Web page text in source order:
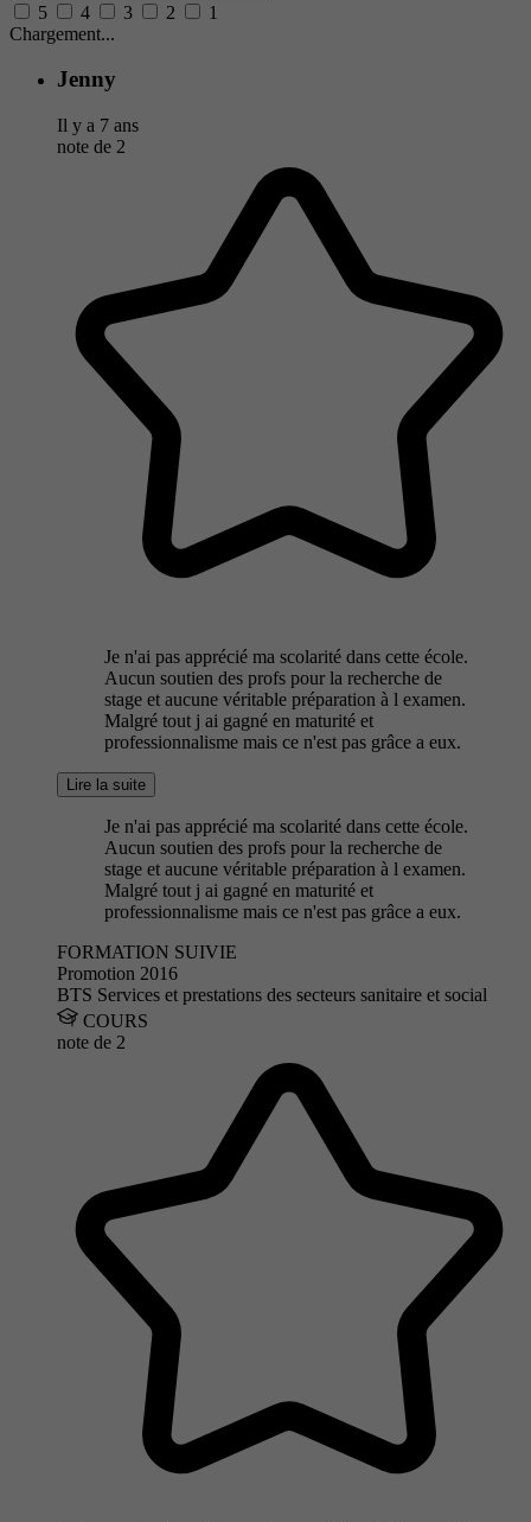
5 4 3 2
1
Chargement...
Jenny
Il y a 7 ans
note de 2
Je n'ai pas apprécié ma scolarité dans cette école.
Aucun soutien des profs pour la recherche de
stage et aucune véritable préparation à l examen.
Malgré tout j ai gagné en maturité et
professionnalisme mais ce n'est pas grâce a eux.
Lire la suite
Je n'ai pas apprécié ma scolarité dans cette école.
Aucun soutien des profs pour la recherche de
stage et aucune véritable préparation à l examen.
Malgré tout j ai gagné en maturité et
professionnalisme mais ce n'est pas grâce a eux.
FORMATION SUIVIE
Promotion 2016
BTS Services et prestations des secteurs sanitaire et social
COURS
note de 2